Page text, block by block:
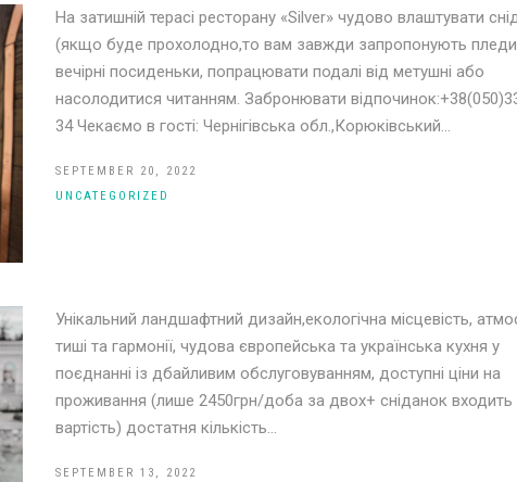
На затишній терасі ресторану «Silver» чудово влаштувати
(якщо буде прохолодно,то вам завжди запропонують
вечірні посиденьки, попрацювати подалі від метушні або
насолодитися читанням. Забронювати
34 Чекаємо в гості: Чернігівська обл.,Корюківський…
SEPTEMBER 20, 2022
UNCATEGORIZED
Унікальний ландшафтний дизайн,екологічна місцевість,
тиші та гармонії, чудова європейська та українська кухня у
поєднанні із дбайливим обслуговуванням, доступні ціни на
проживання (лише 2450грн/доба за двох+ сніданок входить
вартість) достатня кількість…
SEPTEMBER 13, 2022